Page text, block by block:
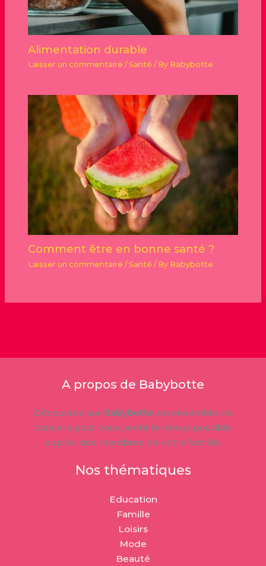
Alimentation durable
Laisser un commentaire /Santé / By Babybotte
Comment être en bonne santé ?
Laisser un commentaire /Santé / By Babybotte
A propos de Babybotte
Découvrez sur Babybotte, un ensemble de
conseils pour vous sentir le mieux possible
auprès des membres de votre famille.
Nos thématiques
Education
Famille
Loisirs
Mode
Beauté